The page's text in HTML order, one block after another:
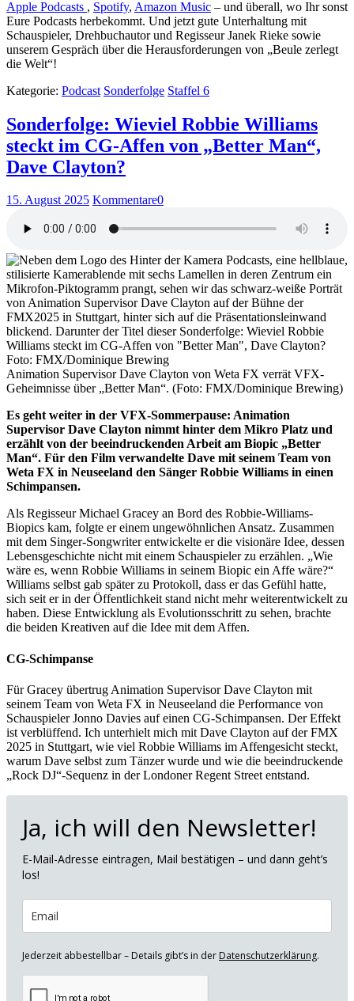
Apple Podcasts , Spotify, Amazon Music – und überall, wo Ihr sonst
Eure Podcasts herbekommt. Und jetzt gute Unterhaltung mit
Schauspieler, Drehbuchautor und Regisseur Janek Rieke sowie
unserem Gespräch über die Herausforderungen von „Beule zerlegt
die Welt“!
Kategorie: Podcast Sonderfolge Staffel 6
Sonderfolge: Wieviel Robbie Williams
steckt im CG-Affen von „Better Man“,
Dave Clayton?
15. August 2025 Kommentare0
Animation Supervisor Dave Clayton von Weta FX verrät VFX-
Geheimnisse über „Better Man“. (Foto: FMX/Dominique Brewing)
Es geht weiter in der VFX-Sommerpause: Animation
Supervisor Dave Clayton nimmt hinter dem Mikro Platz und
erzählt von der beeindruckenden Arbeit am Biopic „Better
Man“. Für den Film verwandelte Dave mit seinem Team von
Weta FX in Neuseeland den Sänger Robbie Williams in einen
Schimpansen.
Als Regisseur Michael Gracey an Bord des Robbie-Williams-
Biopics kam, folgte er einem ungewöhnlichen Ansatz. Zusammen
mit dem Singer-Songwriter entwickelte er die visionäre Idee, dessen
Lebensgeschichte nicht mit einem Schauspieler zu erzählen. „Wie
wäre es, wenn Robbie Williams in seinem Biopic ein Affe wäre?“
Williams selbst gab später zu Protokoll, dass er das Gefühl hatte,
sich seit er in der Öffentlichkeit stand nicht mehr weiterentwickelt zu
haben. Diese Entwicklung als Evolutionsschritt zu sehen, brachte
die beiden Kreativen auf die Idee mit dem Affen.
CG-Schimpanse
Für Gracey übertrug Animation Supervisor Dave Clayton mit
seinem Team von Weta FX in Neuseeland die Performance von
Schauspieler Jonno Davies auf einen CG-Schimpansen. Der Effekt
ist verblüffend. Ich unterhielt mich mit Dave Clayton auf der FMX
2025 in Stuttgart, wie viel Robbie Williams im Affengesicht steckt,
warum Dave selbst zum Tänzer wurde und wie die beeindruckende
„Rock DJ“-Sequenz in der Londoner Regent Street entstand.
Ja, ich will den Newsletter!
E-Mail-Adresse eintragen, Mail bestätigen – und dann geht’s
los!
Jederzeit abbestellbar – Details gibt’s in der Datenschutzerklärung.